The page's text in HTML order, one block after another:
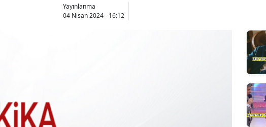
Yayınlanma
04 Nisan 2024 - 16:12